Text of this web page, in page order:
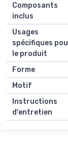
Composants
inclus
Usages
spécifiques
le produit
Forme
Motif
Instructions
d'entretien